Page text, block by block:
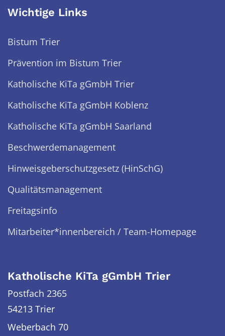
Wichtige Links
Bistum Trier
Prävention im Bistum Trier
Katholische KiTa gGmbH Trier
Katholische KiTa gGmbH Koblenz
Katholische KiTa gGmbH Saarland
Beschwerdemanagement
Hinweisgeberschutzgesetz (HinSchG)
Qualitätsmanagement
Freitagsinfo
Mitarbeiter*innenbereich / Team-Homepage
Katholische KiTa gGmbH Trier
Postfach 2365
54213 Trier
Weberbach 70